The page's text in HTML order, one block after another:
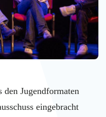
den Jugendformaten
eingebracht